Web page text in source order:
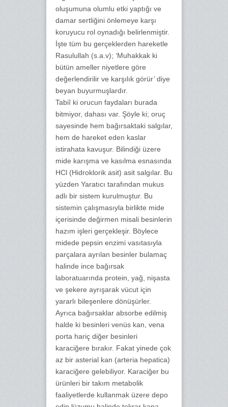
oluşumuna olumlu etki yaptığı ve
damar sertliğini önlemeye karşı
koruyucu rol oynadığı belirlenmiştir.
İşte tüm bu gerçeklerden hareketle
Rasulullah (s.a.v); ‘Muhakkak ki
bütün ameller niyetlere göre
değerlendirilir ve karşılık görür’ diye
beyan buyurmuşlardır.
Tabiî ki orucun faydaları burada
bitmiyor, dahası var. Şöyle ki; oruç
sayesinde hem bağırsaktaki salgılar,
hem de hareket eden kaslar
istirahata kavuşur. Bilindiği üzere
mide karışma ve kasılma esnasında
HCl (Hidroklorik asit) asit salgılar. Bu
yüzden Yaratıcı tarafından mukus
adlı bir sistem kurulmuştur. Bu
sistemin çalışmasıyla birlikte mide
içerisinde değirmen misali besinlerin
hazım işleri gerçekleşir. Böylece
midede pepsin enzimi vasıtasıyla
parçalara ayrılan besinler bulamaç
halinde ince bağırsak
laboratuarında protein, yağ, nişasta
ve şekere ayrışarak vücut için
yararlı bileşenlere dönüşürler.
Ayrıca bağırsaklar absorbe edilmiş
halde ki besinleri venüs kan, vena
porta hariç diğer besinleri
karaciğere bırakır. Fakat yinede çok
az bir asterial kan (arteria hepatica)
karaciğere gelebiliyor. Karaciğer bu
ürünleri bir takım metabolik
faaliyetlerde kullanmak üzere depo